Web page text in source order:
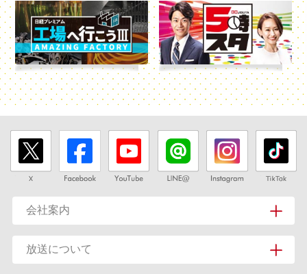
会社案内
放送について